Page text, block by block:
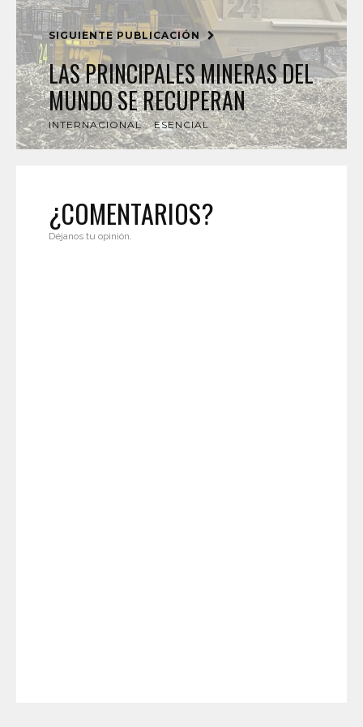
SIGUIENTE PUBLICACIÓN
LAS PRINCIPALES MINERAS DEL
MUNDO SE RECUPERAN
INTERNACIONAL ESENCIAL
¿COMENTARIOS?
Déjanos tu opinión.